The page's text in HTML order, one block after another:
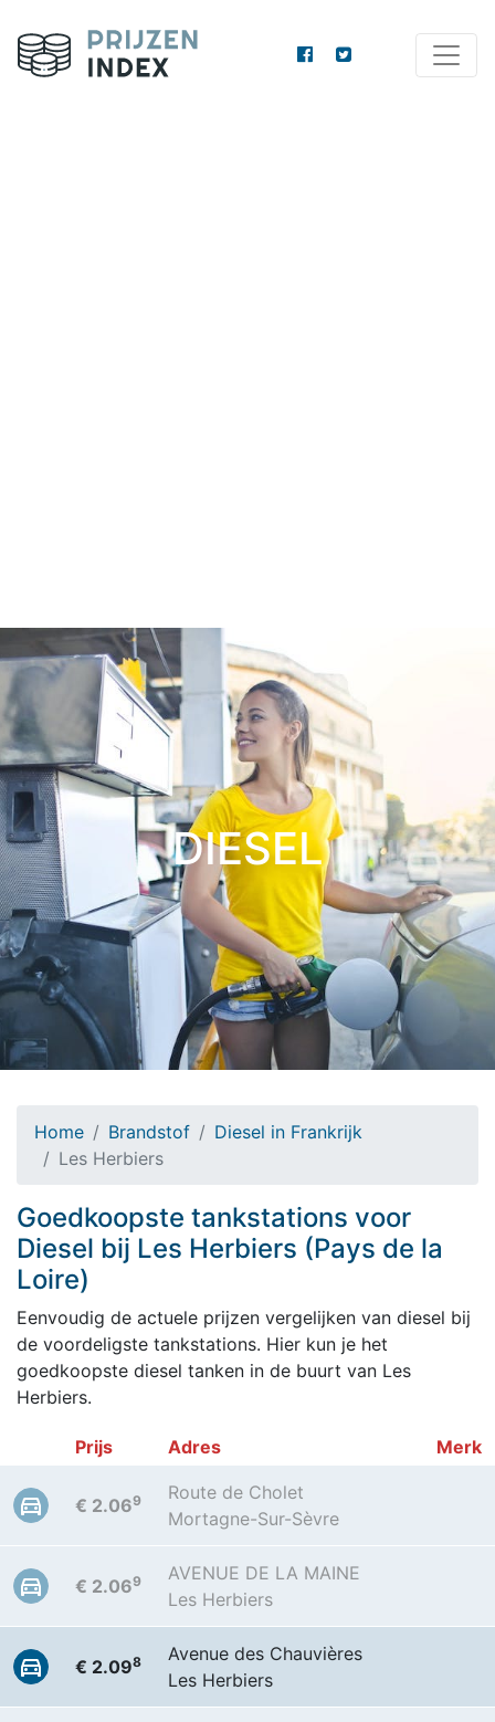
DIESEL
Home Brandstof
Diesel in Frankrijk
Les Herbiers
Goedkoopste tankstations voor
Diesel bij Les Herbiers (Pays de la
Loire)
Eenvoudig de actuele prijzen vergelijken van diesel bij
de voordeligste tankstations. Hier kun je het
goedkoopste diesel tanken in de buurt van Les
Herbiers.
Prijs Adres Merk
€ 2.069
Route de Cholet
Mortagne-Sur-Sèvre
€ 2.069
AVENUE DE LA MAINE
Les Herbiers
€ 2.098
Avenue des Chauvières
Les Herbiers